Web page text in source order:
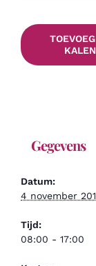
Gegevens
Datum:
4 november
Tijd:
08:00 - 17:00